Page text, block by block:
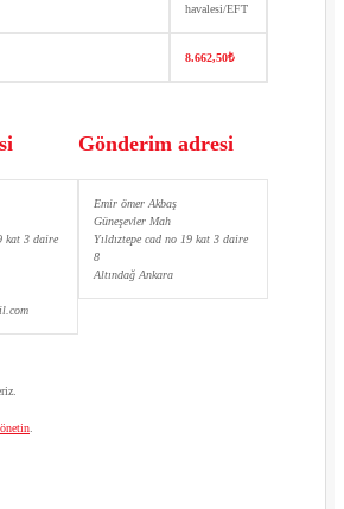
havalesi/EFT
8.662,50₺
kat 3 daire
Gönderim adresi
Emir ömer Akbaş
Güneşevler Mah
Yıldıztepe cad no 19 kat 3 daire
8
Altındağ Ankara